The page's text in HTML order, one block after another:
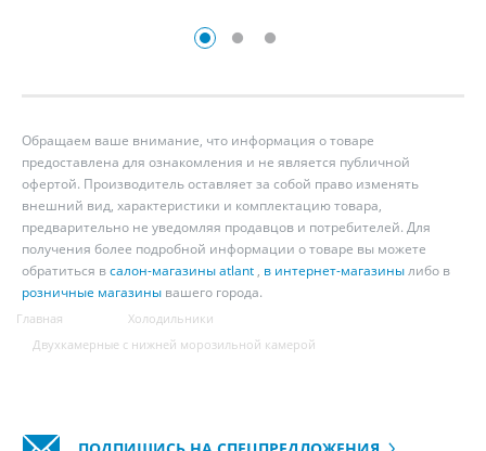
Обращаем ваше внимание, что информация о товаре
предоставлена для ознакомления и не является публичной
офертой. Производитель оставляет за собой право изменять
внешний вид, характеристики и комплектацию товара,
предварительно не уведомляя продавцов и потребителей. Для
получения более подробной информации о товаре вы можете
обратиться всалон-магазины atlant , в интернет-магазинылибо в
розничные магазины вашего города.
Главная
Холодильники
Двухкамерные с нижней морозильной камерой